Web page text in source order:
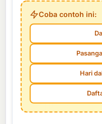
Coba contoh ini:
Hari